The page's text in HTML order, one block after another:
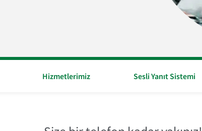
Hizmetlerimiz Sesli Yanıt Sistemi